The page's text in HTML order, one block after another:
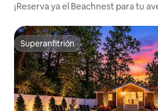
¡Reserva ya el Beachnest para tu
Superanfitrión
Superanfitrión